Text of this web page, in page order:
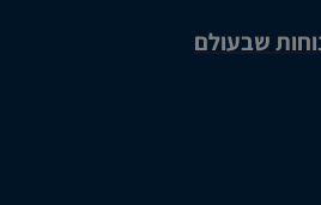
שבעולם